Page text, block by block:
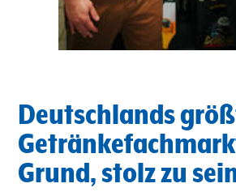
Deutschlands
Grund, stolz zu